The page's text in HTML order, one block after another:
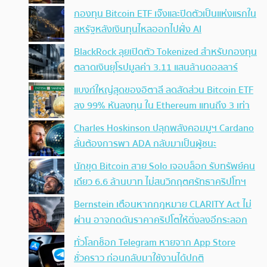
กองทุน Bitcoin ETF เจ๊งและปิดตัวเป็นแห่งแรกใน
สหรัฐหลังเงินทุนไหลออกไปฝั่ง AI
BlackRock ลุยเปิดตัว Tokenized สำหรับกองทุน
ตลาดเงินยุโรปมูลค่า 3.11 แสนล้านดอลลาร์
แบงก์ใหญ่สุดของอิตาลี ลดสัดส่วน Bitcoin ETF
ลง 99% หันลงทุน ใน Ethereum แทนถึง 3 เท่า
Charles Hoskinson ปลุกพลังคอมมูฯ Cardano
ลั่นต้องการพา ADA กลับมาเป็นผู้ชนะ
นักขุด Bitcoin สาย Solo เจอบล็อก รับทรัพย์คน
เดียว 6.6 ล้านบาท ไม่สนวิกฤตศรัทธาคริปโทฯ
Bernstein เตือนหากกฎหมาย CLARITY Act ไม่
ผ่าน อาจกดดันราคาคริปโตให้ดิ่งลงอีกระลอก
ทั่วโลกช็อก Telegram หายจาก App Store
ชั่วคราว ก่อนกลับมาใช้งานได้ปกติ